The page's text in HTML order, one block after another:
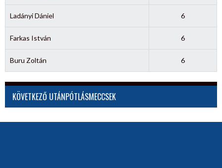
Ladányi Dániel 6
Farkas István 6
Buru Zoltán 6
KÖVETKEZŐ UTÁNPÓTLÁSMECCSEK